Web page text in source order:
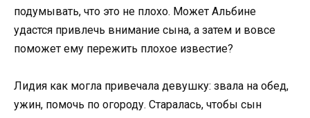
подумывать, что это не плохо. Может Альбине
удастся привлечь внимание сына, а затем и вовсе
поможет ему пережить плохое известие?
Лидия как могла привечала девушку: звала на обед,
ужин, помочь по огороду. Старалась, чтобы сын